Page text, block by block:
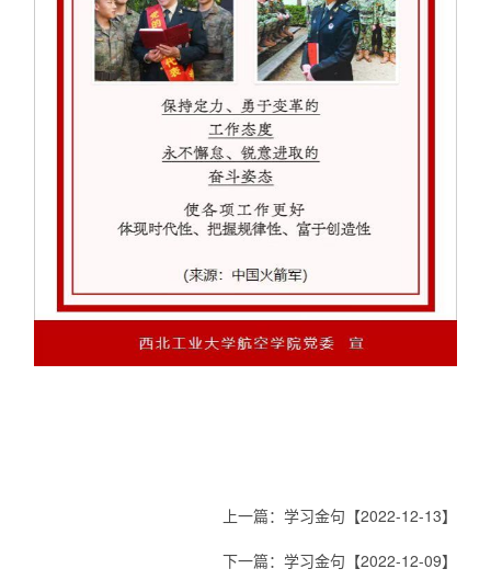
上一篇：学习金句【2022-12-13】
下一篇：学习金句【2022-12-09】